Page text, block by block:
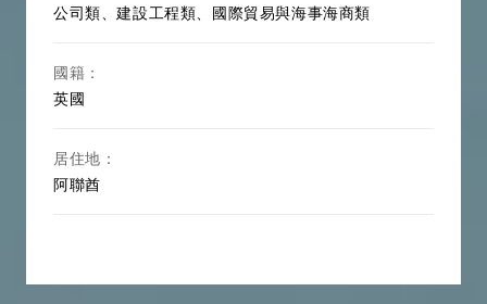
公司類、建設工程類、國際貿易與海事海商類
國籍：
英國
居住地：
阿聯酋